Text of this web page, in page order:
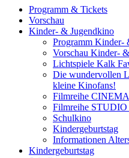
Programm & Tickets
Vorschau
Kinder- & Jugendkino
Programm Kinder-
Vorschau Kinder-
Lichtspiele Kalk
Die wundervollen
kleine Kinofans!
Filmreihe
Filmreihe
Schulkino
Kindergeburtstag
Informationen
Kindergeburtstag